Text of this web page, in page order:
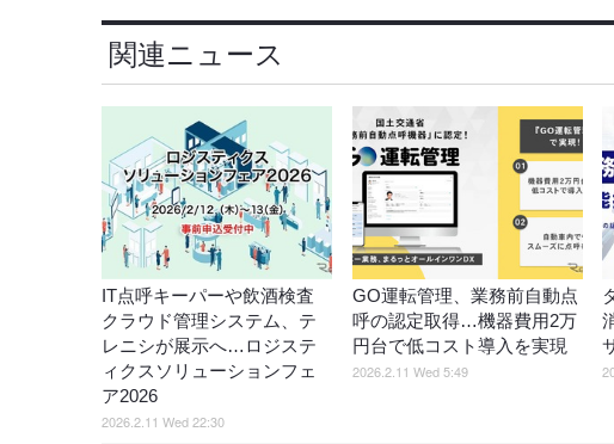
関連ニュース
IT点呼キーパーや飲酒検査
クラウド管理システム、テ
レニシが展示へ…ロジステ
ィクスソリューションフェ
ア2026
2026.2.11 Wed 22:30
GO運転管理、業務前自動点
呼の認定取得…機器費用2万
円台で低コスト導入を実現
2026.2.11 Wed 5:49